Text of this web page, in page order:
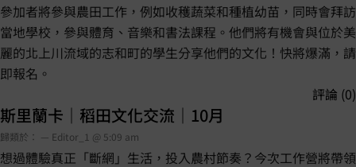
參加者將參與農田工作，例如收穫蔬菜和種植幼苗，同時會拜訪
當地學校，參與體育、音樂和書法課程。他們將有機會與位於美
麗的北上川流域的志和町的學生分享他們的文化！快將爆滿，請
即報名。
評論 (0)
斯里蘭卡｜稻田文化交流｜10月
歸類於： — Editor_1 @ 5:09 am
想過體驗真正「斷網」生活，投入農村節奏？今次工作營將帶領